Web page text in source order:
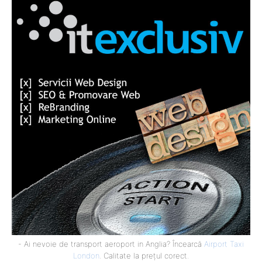
- Ai nevoie de transport aeroport in Anglia? Încearcă Airport Taxi
London. Calitate la prețul corect.